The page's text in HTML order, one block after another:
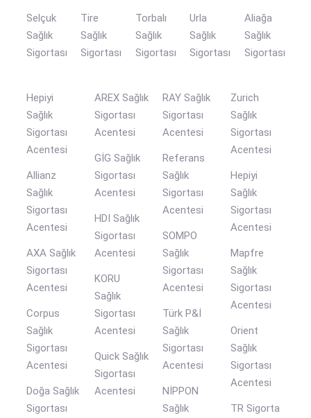
Selçuk
Sağlık
Sigortası
Tire
Sağlık
Sigortası
Torbalı
Sağlık
Sigortası
Urla
Sağlık
Sigortası
Aliağa
Sağlık
Sigortası
Hepiyi
Sağlık
Sigortası
Acentesi
Allianz
Sağlık
Sigortası
Acentesi
AXA Sağlık
Sigortası
Acentesi
Corpus
Sağlık
Sigortası
Acentesi
Doğa Sağlık
Sigortası
AREX Sağlık
Sigortası
Acentesi
GİG Sağlık
Sigortası
Acentesi
HDI Sağlık
Sigortası
Acentesi
KORU
Sağlık
Sigortası
Acentesi
Quick Sağlık
Sigortası
Acentesi
RAY Sağlık
Sigortası
Acentesi
Referans
Sağlık
Sigortası
Acentesi
SOMPO
Sağlık
Sigortası
Acentesi
Türk P&İ
Sağlık
Sigortası
Acentesi
NİPPON
Sağlık
Zurich
Sağlık
Sigortası
Acentesi
Hepiyi
Sağlık
Sigortası
Acentesi
Mapfre
Sağlık
Sigortası
Acentesi
Orient
Sağlık
Sigortası
Acentesi
TR Sigorta